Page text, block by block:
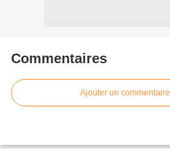
Commentaires
Ajouter un commentaire